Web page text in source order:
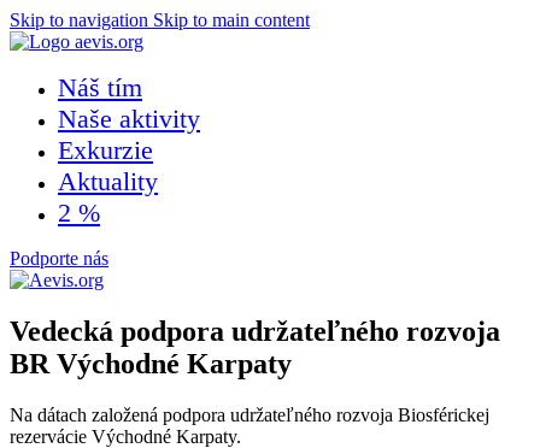
Skip to navigation Skip to main content
Náš tím
Naše aktivity
Exkurzie
Aktuality
2 %
Podporte nás
Vedecká podpora udržateľného rozvoja
BR Východné Karpaty
Na dátach založená podpora udržateľného rozvoja Biosférickej
rezervácie Východné Karpaty.